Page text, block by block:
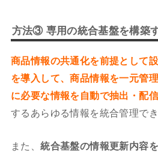
方法③ 専用の統合基盤を構築
商品情報の共通化を前提として
を導入して、商品情報を一元管
に必要な情報を自動で抽出・配
するあらゆる情報を統合管理でき
また、統合基盤の情報更新内容